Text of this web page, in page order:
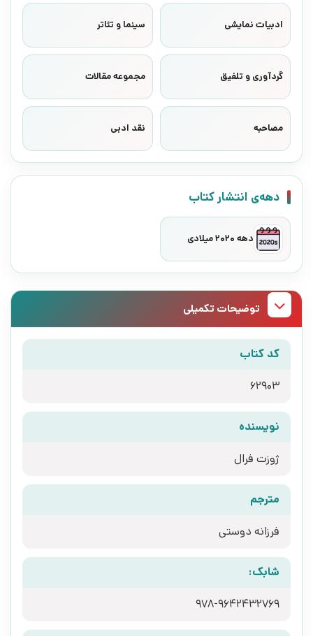
ادبیات نمایشی سینما و تئاتر
گردآوری و تلفیق مجموعه مقالات
مصاحبه نقد ادبی
دهه‌ی انتشار کتاب
دهه 2020 میلادی
توضیحات تکمیلی
کد کتاب
62903
نویسنده
ژوزت فرال
مترجم
فرزانه دوستی
شابک:
978-9642432769